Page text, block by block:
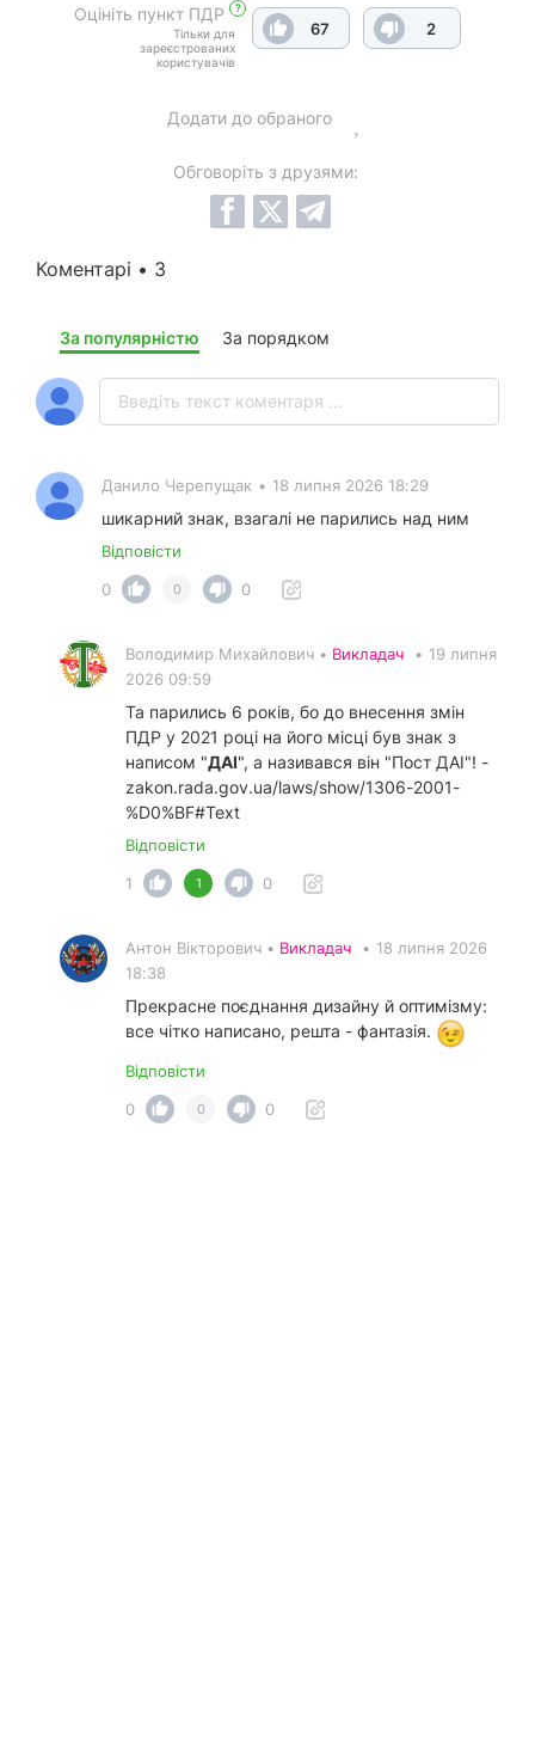
Оцініть пункт ПДР ?
Тільки для
зареєстрованих
користувачів
67 2
Додати до обраного
Обговоріть з друзями:
Коментарі • 3
За популярністю За порядком
Данило Черепущак • 18 липня 2026 18:29
шикарний знак, взагалі не парились над ним
Відповісти
0
0 0
Володимир Михайлович • Викладач • 19 липня
2026 09:59
Та парились 6 років, бо до внесення змін
ПДР у 2021 році на його місці був знак з
написом "ДАІ", а називався він "Пост ДАІ"! -
zakon.rada.gov.ua/laws/show/1306-2001-
%D0%BF#Text
Відповісти
1
1 0
Антон Вікторович • Викладач • 18 липня 2026
18:38
Прекрасне поєднання дизайну й оптимізму:
все чітко написано, решта - фантазія.
Відповісти
0
0 0